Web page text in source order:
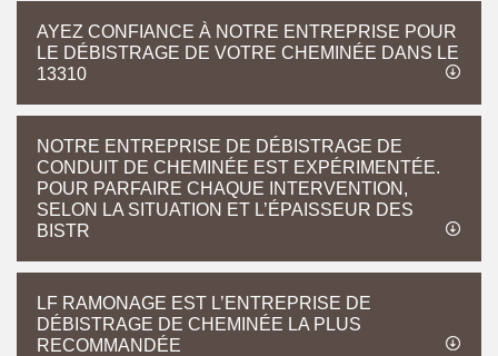
AYEZ CONFIANCE À NOTRE ENTREPRISE POUR
LE DÉBISTRAGE DE VOTRE CHEMINÉE DANS LE
13310
NOTRE ENTREPRISE DE DÉBISTRAGE DE
CONDUIT DE CHEMINÉE EST EXPÉRIMENTÉE.
POUR PARFAIRE CHAQUE INTERVENTION,
SELON LA SITUATION ET L’ÉPAISSEUR DES
BISTR
LF RAMONAGE EST L’ENTREPRISE DE
DÉBISTRAGE DE CHEMINÉE LA PLUS
RECOMMANDÉE